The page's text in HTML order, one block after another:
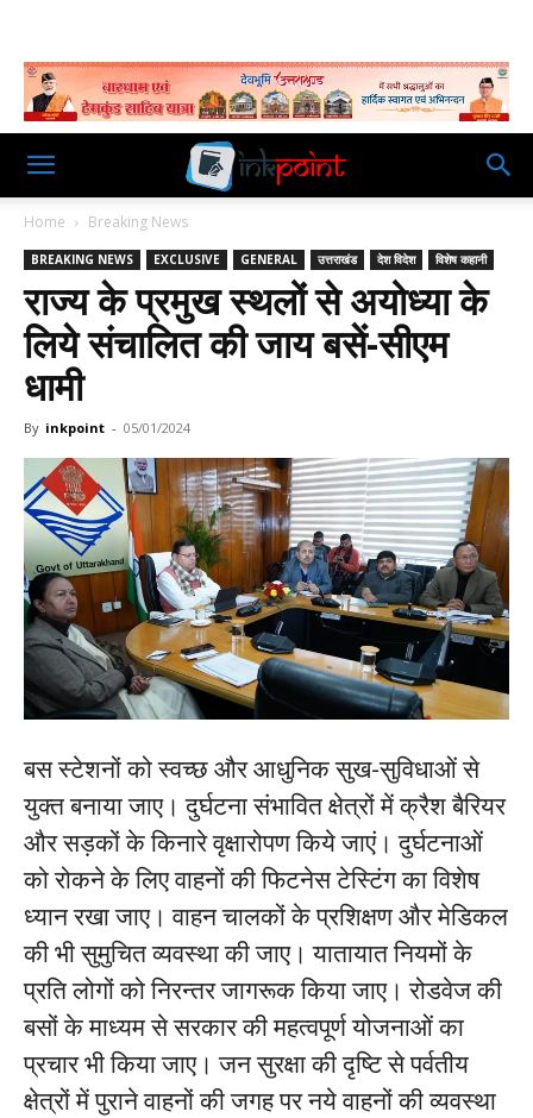
Home Breaking News
BREAKING NEWS EXCLUSIVE GENERAL उत्तराखंड देश विदेश विशेष कहानी
राज्य के प्रमुख स्थलों से अयोध्या के
लिये संचालित की जाय बसें-सीएम
धामी
By inkpoint - 05/01/2024
बस स्टेशनों को स्वच्छ और आधुनिक सुख-सुविधाओं से
युक्त बनाया जाए। दुर्घटना संभावित क्षेत्रों में क्रैश बैरियर
और सड़कों के किनारे वृक्षारोपण किये जाएं। दुर्घटनाओं
को रोकने के लिए वाहनों की फिटनेस टेस्टिंग का विशेष
ध्यान रखा जाए। वाहन चालकों के प्रशिक्षण और मेडिकल
की भी सुमुचित व्यवस्था की जाए। यातायात नियमों के
प्रति लोगों को निरन्तर जागरूक किया जाए। रोडवेज की
बसों के माध्यम से सरकार की महत्वपूर्ण योजनाओं का
प्रचार भी किया जाए। जन सुरक्षा की दृष्टि से पर्वतीय
क्षेत्रों में पुराने वाहनों की जगह पर नये वाहनों की व्यवस्था